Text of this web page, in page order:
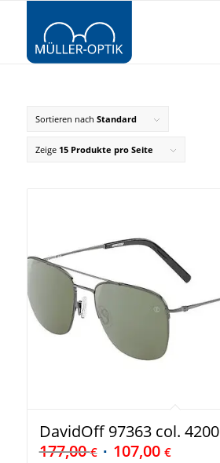
Sortieren nach Standard
Zeige 15 Produkte pro Seite
DavidOff 97363 col. 4200
177,00€ 107,00 €